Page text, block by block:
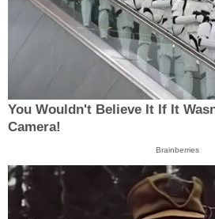
You Wouldn't Believe It If It
Camera!
Brainberries